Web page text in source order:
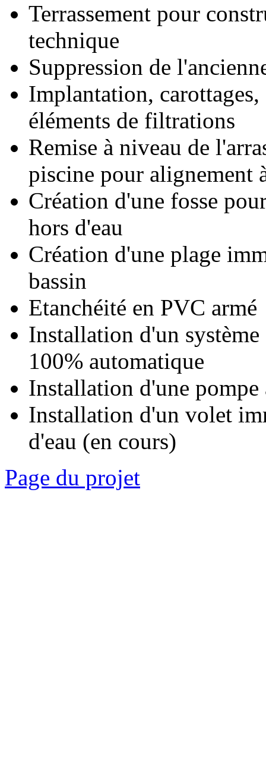
Terrassement pour
technique
Suppression de
Implantation,
éléments de filtrations
Remise à niveau de
piscine pour alignement
Création d'une fosse
hors d'eau
Création d'une plage
bassin
Etanchéité en PVC armé
Installation d'un
100% automatique
Installation d'une
Installation d'un volet
d'eau (en cours)
Page du projet